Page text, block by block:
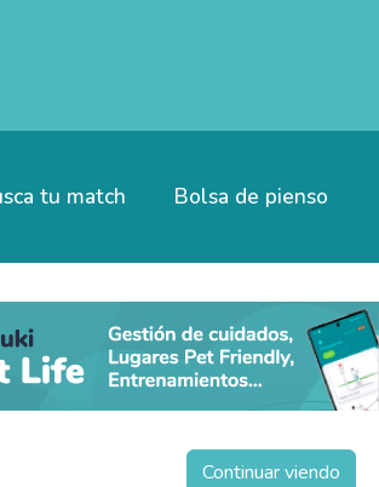
tu match Bolsa de pienso
Continuar viendo